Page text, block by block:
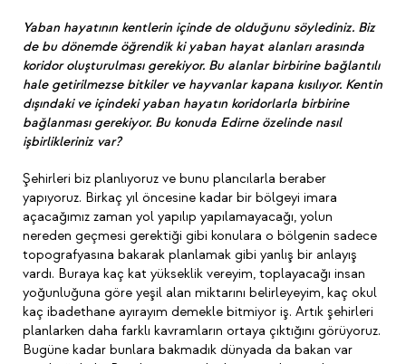
Yaban hayatının kentlerin içinde de olduğunu söylediniz. Biz
de bu dönemde öğrendik ki yaban hayat alanları arasında
koridor oluşturulması gerekiyor. Bu alanlar birbirine bağlantılı
hale getirilmezse bitkiler ve hayvanlar kapana kısılıyor. Kentin
dışındaki ve içindeki yaban hayatın koridorlarla birbirine
bağlanması gerekiyor. Bu konuda Edirne özelinde nasıl
işbirlikleriniz var?
Şehirleri biz planlıyoruz ve bunu plancılarla beraber
yapıyoruz. Birkaç yıl öncesine kadar bir bölgeyi imara
açacağımız zaman yol yapılıp yapılamayacağı, yolun
nereden geçmesi gerektiği gibi konulara o bölgenin sadece
topografyasına bakarak planlamak gibi yanlış bir anlayış
vardı. Buraya kaç kat yükseklik vereyim, toplayacağı insan
yoğunluğuna göre yeşil alan miktarını belirleyeyim, kaç okul
kaç ibadethane ayırayım demekle bitmiyor iş. Artık şehirleri
planlarken daha farklı kavramların ortaya çıktığını görüyoruz.
Bugüne kadar bunlara bakmadık dünyada da bakan var